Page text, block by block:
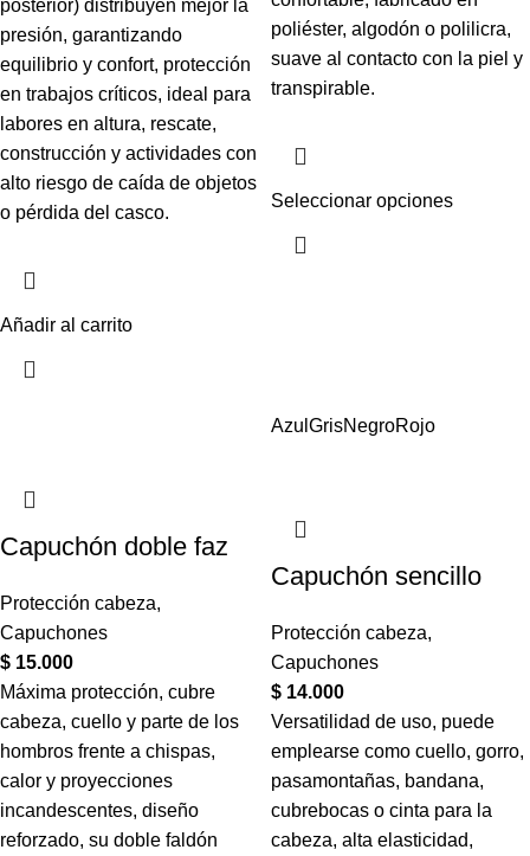
posterior) distribuyen mejor la
presión, garantizando
equilibrio y confort, protección
en trabajos críticos, ideal para
labores en altura, rescate,
construcción y actividades con
alto riesgo de caída de objetos
o pérdida del casco.
Añadir al carrito
poliéster, algodón o polilicra,
suave al contacto con la piel y
transpirable.
Seleccionar opciones
Capuchón doble faz
Protección cabeza,
Capuchones
$ 15.000
Máxima protección, cubre
cabeza, cuello y parte de los
hombros frente a chispas,
calor y proyecciones
incandescentes, diseño
reforzado, su doble faldón
Azul GrisNegroRojo
Capuchón sencillo
Protección cabeza,
Capuchones
$ 14.000
Versatilidad de uso, puede
emplearse como cuello, gorro,
pasamontañas, bandana,
cubrebocas o cinta para la
cabeza, alta elasticidad,